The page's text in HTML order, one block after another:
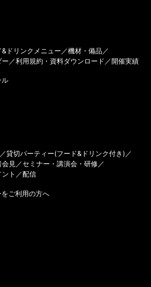
&ドリンクメニュー
機材・備品
ー
利用規約・資料ダウンロード 開催実績
ル
貸切パーティー(フード&ドリンク付き)
会見
セミナー・講演会・研修
ト
配信
ご利用の方へ